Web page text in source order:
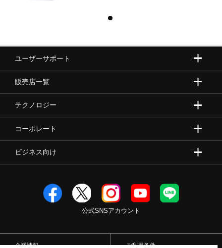
ユーザーサポート
販売店一覧
テクノロジー
コーポレート
ビジネス向け
公式SNSアカウント
企業情報 ご利用条件